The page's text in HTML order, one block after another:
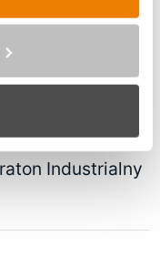
Industrialny